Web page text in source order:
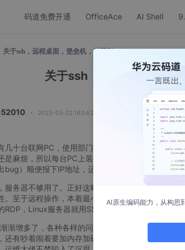
码道免费开通 OfficeAce AI Shell
关于ssh，远程桌面，堡垒机，的区别
关于ssh，远程桌面，堡垒
· 2023-05-22 16:04:20 发布
几十台联网PC，使用部门楼上楼下也就那么几个，
是麻烦，所以每台PC上装个远程控制软件，报障的
bug）顺便报下IP地址，运维人员大概率坐在自己工
服务器不够用了。正好这时候虚拟化技术成熟了。
。至于远程操作，本着最小化服务的原则，一般服
RDP，Linux服务器就用SSH。
渐增多了，各种各样的问题层出不穷：有误操作的
还有吵着闹着要加内存加硬盘的。。。PC运维压力
AI原生编码能力，从构思